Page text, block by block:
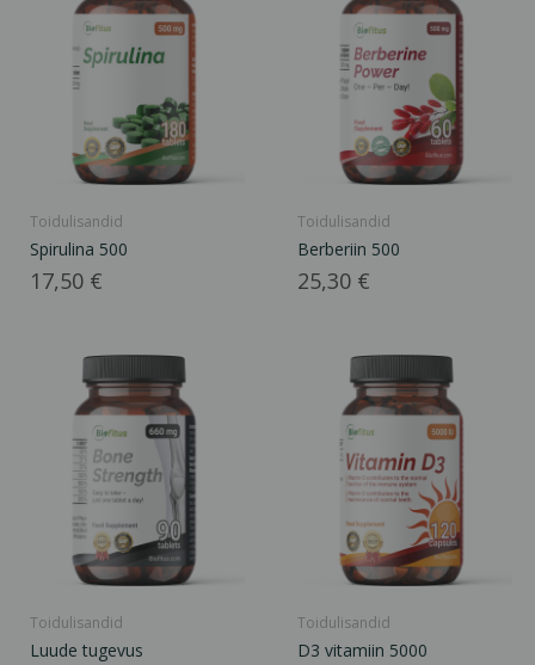
Toidulisandid
Spirulina 500
Hind
17,50 €
Toidulisandid
Berberiin 500
Hind
25,30 €
Toidulisandid
Luude tugevus
Toidulisandid
D3 vitamiin 5000